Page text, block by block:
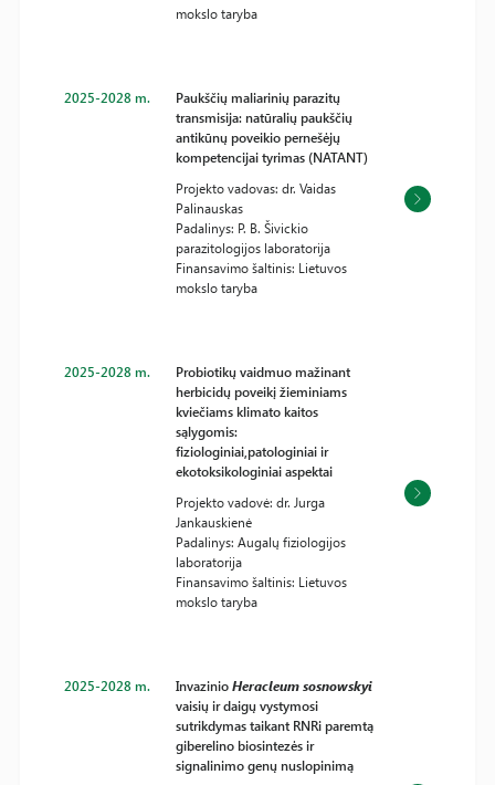
mokslo taryba
2025-2028 m.
Paukščių maliarinių parazitų
transmisija: natūralių paukščių
antikūnų poveikio pernešėjų
kompetencijai tyrimas (NATANT)
Projekto vadovas: dr. Vaidas
Palinauskas
Padalinys: P. B. Šivickio
parazitologijos laboratorija
Finansavimo šaltinis: Lietuvos
mokslo taryba
2025-2028 m.
Probiotikų vaidmuo mažinant
herbicidų poveikį žieminiams
kviečiams klimato kaitos
sąlygomis:
fiziologiniai,patologiniai ir
ekotoksikologiniai aspektai
Projekto vadovė: dr. Jurga
Jankauskienė
Padalinys: Augalų fiziologijos
laboratorija
Finansavimo šaltinis: Lietuvos
mokslo taryba
2025-2028 m. InvazinioHeracleum sosnowskyi
vaisių ir daigų vystymosi
sutrikdymas taikant RNRi paremtą
giberelino biosintezės ir
signalinimo genų nuslopinimą